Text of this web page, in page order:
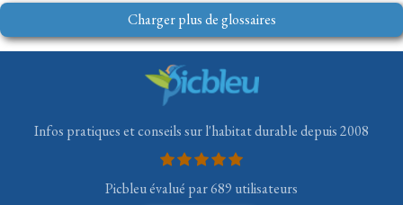
Charger plus de glossaires
Infos pratiques et conseils sur l'habitat durable depuis 2008
Picbleu évalué par 689 utilisateurs